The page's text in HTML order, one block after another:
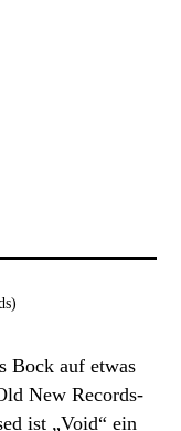
Bock auf etwas
New Records-
ist „Void“ ein